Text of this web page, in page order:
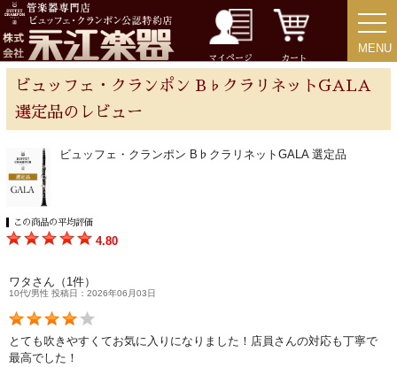
マイページ カート
MENU
MENU
ビュッフェ・クランポン B♭クラリネットGALA
選定品のレビュー
ビュッフェ・クランポン B♭クラリネットGALA 選定品
この商品の平均評価
4.80
ワタさん（1件）
10代/男性 投稿日：2026年06月03日
とても吹きやすくてお気に入りになりました！店員さんの対応も丁寧で
最高でした！
音楽ギフト・雑貨
書籍・CD
音楽教本
ソロ楽譜・曲集
CD
中古・アウトレット